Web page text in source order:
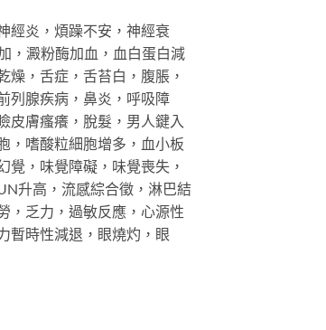
經炎，煩躁不安，神經衰
，澱粉酶加血，血白蛋白減
，舌症，舌苔白，腹脹，
列腺疾病，鼻炎，呼吸障
皮膚瘙癢，脫髮，男人鍵入
，嗜酸粒細胞增多，血小板
，味覺障礙，味覺喪失，
升高，流感綜合徵，淋巴結
，乏力，過敏反應，心源性
暫時性減退，眼燒灼，眼